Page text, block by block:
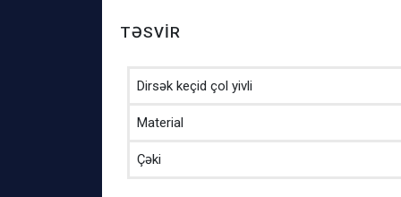
TƏSVIR
Dirsək keçid çol yivli
Material
Çəki